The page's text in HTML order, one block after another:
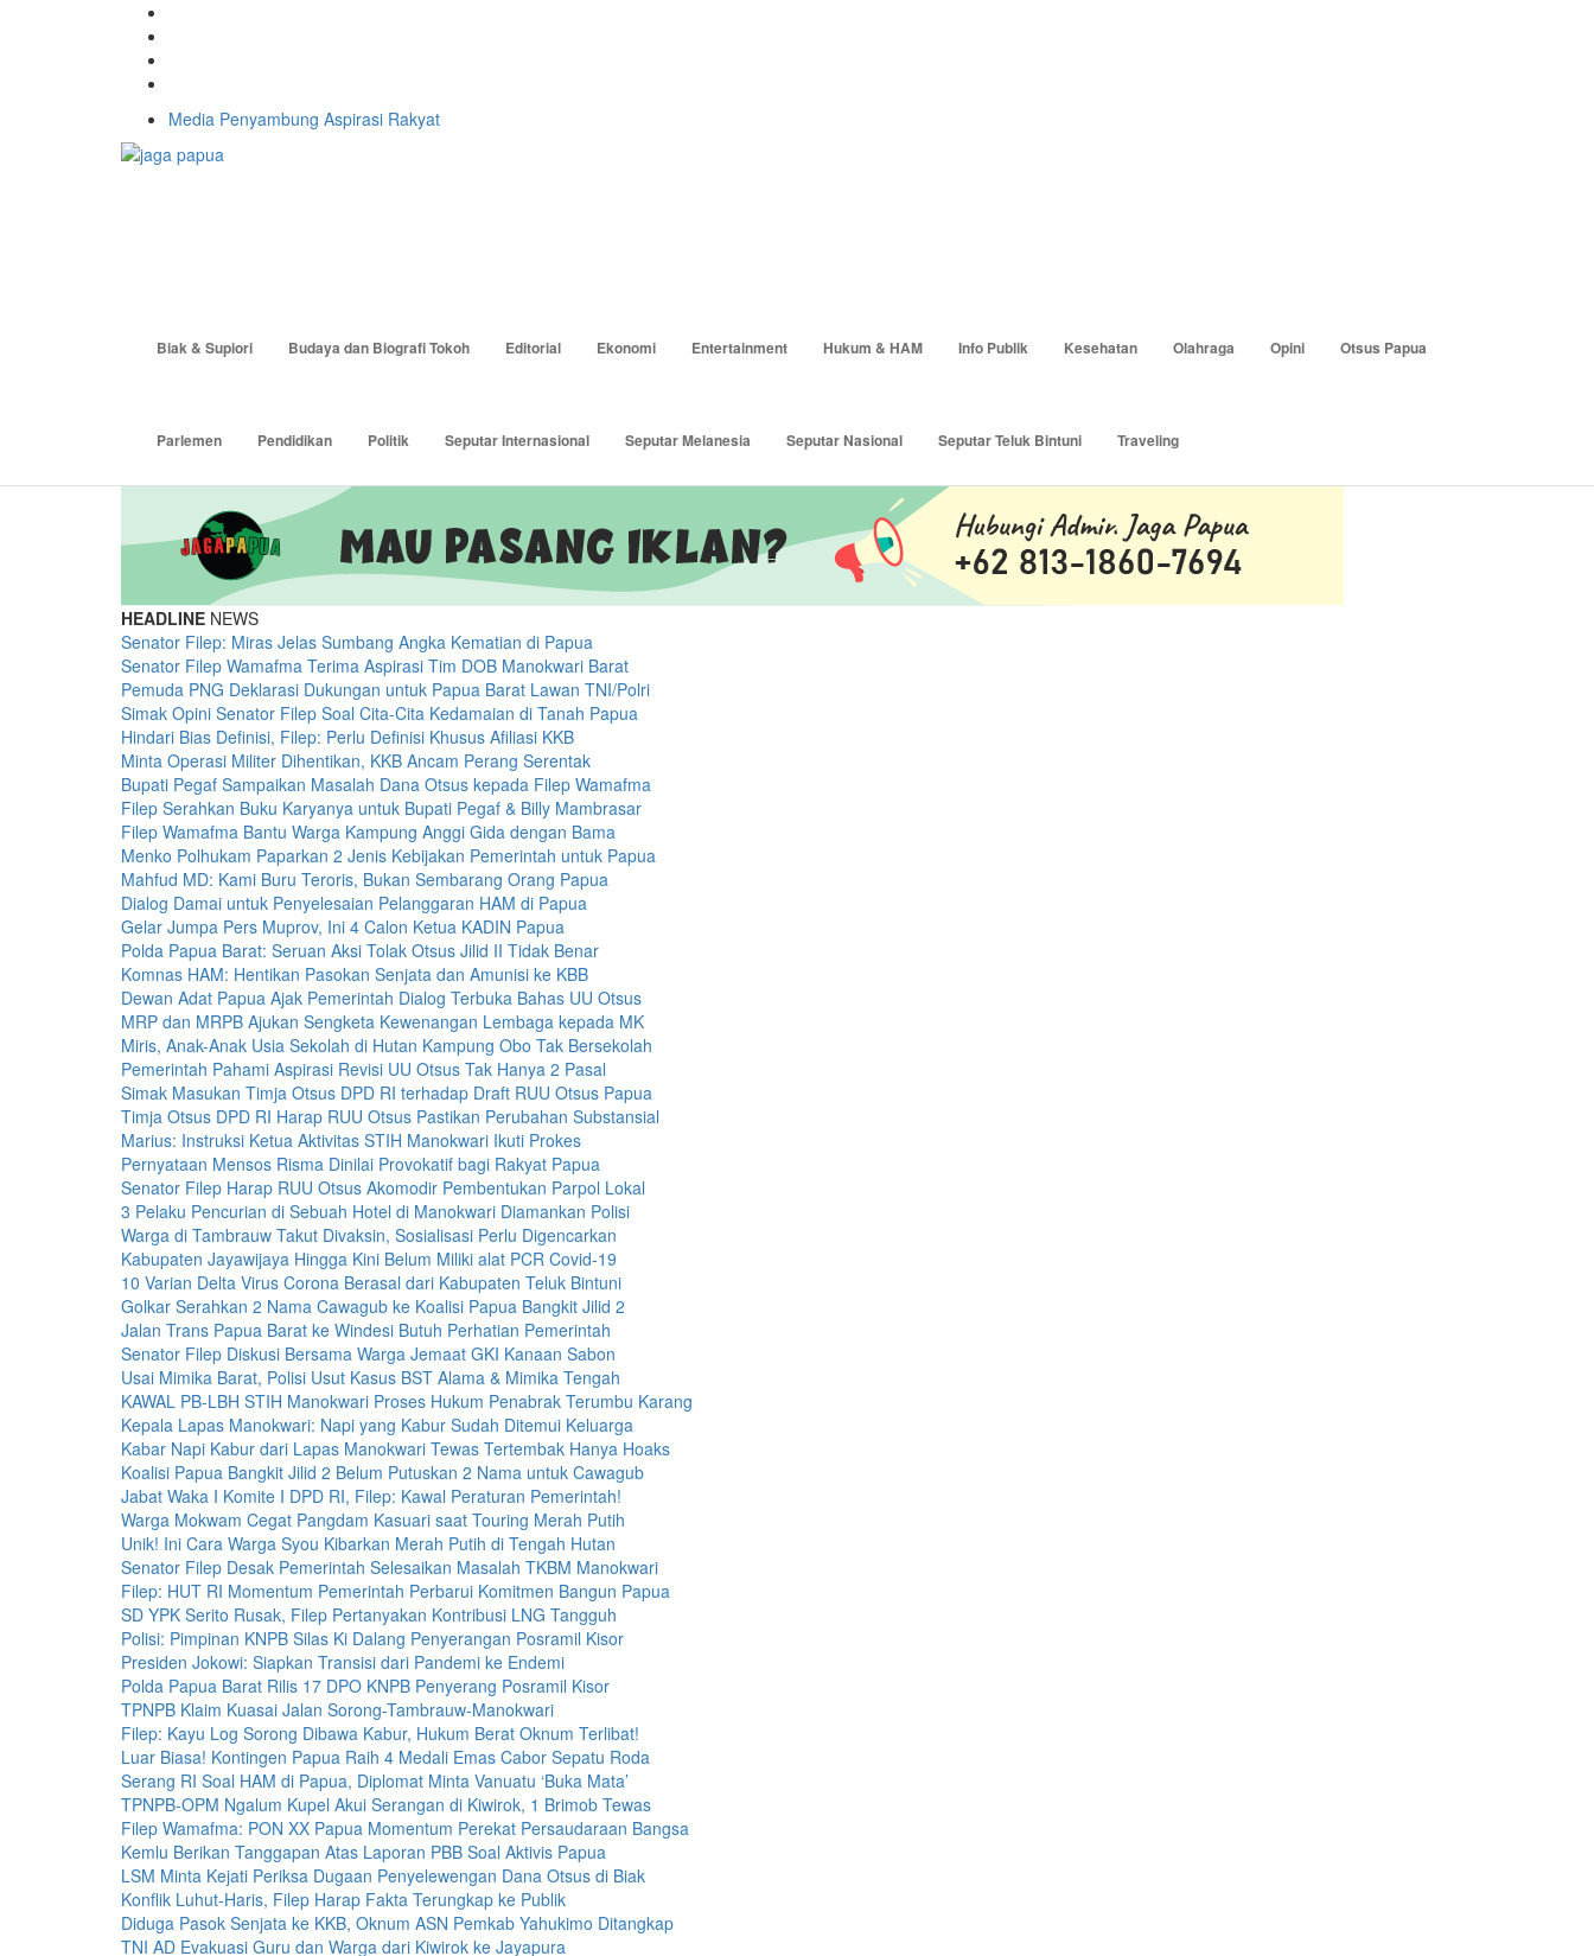
Media Penyambung Aspirasi Rakyat
Biak & Supiori Budaya dan Biografi Tokoh Editorial Ekonomi Entertainment Hukum & HAM Info Publik Kesehatan Olahraga Opini Otsus Papua
Parlemen Pendidikan Politik Seputar Internasional Seputar Melanesia Seputar Nasional Seputar Teluk Bintuni Traveling
HEADLINE NEWS
Senator Filep: Miras Jelas Sumbang Angka Kematian di Papua
Senator Filep Wamafma Terima Aspirasi Tim DOB Manokwari Barat
Pemuda PNG Deklarasi Dukungan untuk Papua Barat Lawan TNI/Polri
Simak Opini Senator Filep Soal Cita-Cita Kedamaian di Tanah Papua
Hindari Bias Definisi, Filep: Perlu Definisi Khusus Afiliasi KKB
Minta Operasi Militer Dihentikan, KKB Ancam Perang Serentak
Bupati Pegaf Sampaikan Masalah Dana Otsus kepada Filep Wamafma
Filep Serahkan Buku Karyanya untuk Bupati Pegaf & Billy Mambrasar
Filep Wamafma Bantu Warga Kampung Anggi Gida dengan Bama
Menko Polhukam Paparkan 2 Jenis Kebijakan Pemerintah untuk Papua
Mahfud MD: Kami Buru Teroris, Bukan Sembarang Orang Papua
Dialog Damai untuk Penyelesaian Pelanggaran HAM di Papua
Gelar Jumpa Pers Muprov, Ini 4 Calon Ketua KADIN Papua
Polda Papua Barat: Seruan Aksi Tolak Otsus Jilid II Tidak Benar
Komnas HAM: Hentikan Pasokan Senjata dan Amunisi ke KBB
Dewan Adat Papua Ajak Pemerintah Dialog Terbuka Bahas UU Otsus
MRP dan MRPB Ajukan Sengketa Kewenangan Lembaga kepada MK
Miris, Anak-Anak Usia Sekolah di Hutan Kampung Obo Tak Bersekolah
Pemerintah Pahami Aspirasi Revisi UU Otsus Tak Hanya 2 Pasal
Simak Masukan Timja Otsus DPD RI terhadap Draft RUU Otsus Papua
Timja Otsus DPD RI Harap RUU Otsus Pastikan Perubahan Substansial
Marius: Instruksi Ketua Aktivitas STIH Manokwari Ikuti Prokes
Pernyataan Mensos Risma Dinilai Provokatif bagi Rakyat Papua
Senator Filep Harap RUU Otsus Akomodir Pembentukan Parpol Lokal
3 Pelaku Pencurian di Sebuah Hotel di Manokwari Diamankan Polisi
Warga di Tambrauw Takut Divaksin, Sosialisasi Perlu Digencarkan
Kabupaten Jayawijaya Hingga Kini Belum Miliki alat PCR Covid-19
10 Varian Delta Virus Corona Berasal dari Kabupaten Teluk Bintuni
Golkar Serahkan 2 Nama Cawagub ke Koalisi Papua Bangkit Jilid 2
Jalan Trans Papua Barat ke Windesi Butuh Perhatian Pemerintah
Senator Filep Diskusi Bersama Warga Jemaat GKI Kanaan Sabon
Usai Mimika Barat, Polisi Usut Kasus BST Alama & Mimika Tengah
KAWAL PB-LBH STIH Manokwari Proses Hukum Penabrak Terumbu Karang
Kepala Lapas Manokwari: Napi yang Kabur Sudah Ditemui Keluarga
Kabar Napi Kabur dari Lapas Manokwari Tewas Tertembak Hanya Hoaks
Koalisi Papua Bangkit Jilid 2 Belum Putuskan 2 Nama untuk Cawagub
Jabat Waka I Komite I DPD RI, Filep: Kawal Peraturan Pemerintah!
Warga Mokwam Cegat Pangdam Kasuari saat Touring Merah Putih
Unik! Ini Cara Warga Syou Kibarkan Merah Putih di Tengah Hutan
Senator Filep Desak Pemerintah Selesaikan Masalah TKBM Manokwari
Filep: HUT RI Momentum Pemerintah Perbarui Komitmen Bangun Papua
SD YPK Serito Rusak, Filep Pertanyakan Kontribusi LNG Tangguh
Polisi: Pimpinan KNPB Silas Ki Dalang Penyerangan Posramil Kisor
Presiden Jokowi: Siapkan Transisi dari Pandemi ke Endemi
Polda Papua Barat Rilis 17 DPO KNPB Penyerang Posramil Kisor
TPNPB Klaim Kuasai Jalan Sorong-Tambrauw-Manokwari
Filep: Kayu Log Sorong Dibawa Kabur, Hukum Berat Oknum Terlibat!
Luar Biasa! Kontingen Papua Raih 4 Medali Emas Cabor Sepatu Roda
Serang RI Soal HAM di Papua, Diplomat Minta Vanuatu ‘Buka Mata’
TPNPB-OPM Ngalum Kupel Akui Serangan di Kiwirok, 1 Brimob Tewas
Filep Wamafma: PON XX Papua Momentum Perekat Persaudaraan Bangsa
Kemlu Berikan Tanggapan Atas Laporan PBB Soal Aktivis Papua
LSM Minta Kejati Periksa Dugaan Penyelewengan Dana Otsus di Biak
Konflik Luhut-Haris, Filep Harap Fakta Terungkap ke Publik
Diduga Pasok Senjata ke KKB, Oknum ASN Pemkab Yahukimo Ditangkap
TNI AD Evakuasi Guru dan Warga dari Kiwirok ke Jayapura